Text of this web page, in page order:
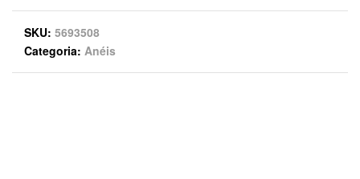
SKU 5693508
Categoria Anéis